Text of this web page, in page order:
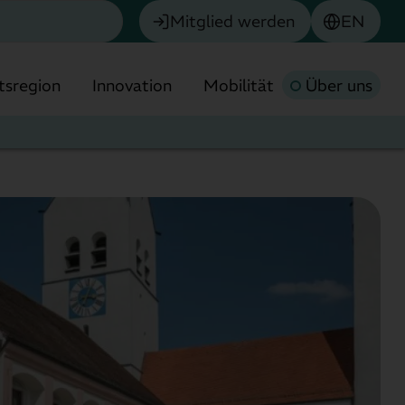
Mitglied werden EN
Chemie
Biotech & Pharma
Umwelttechnologie
Finanzdienstleistungen
Innovation Mobilität Über uns